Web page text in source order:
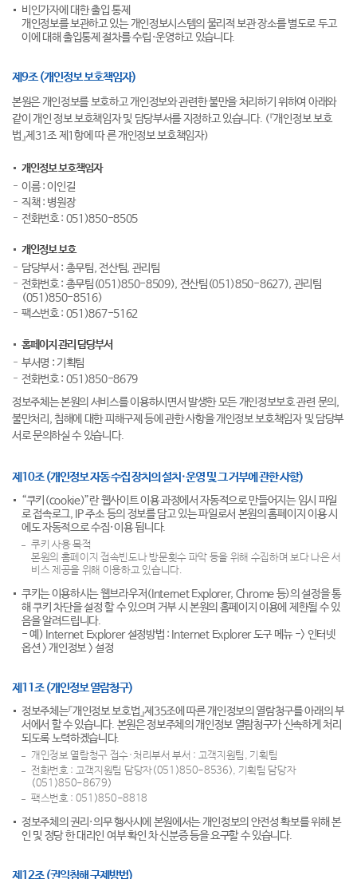
비인가자에 대한 출입 통제
개인정보를 보관하고 있는 개인정보시스템의 물리적 보관 장소를 별도로 두고
이에 대해 출입통제 절차를 수립·운영하고 있습니다.
제9조 (개인정보 보호책임자)
본원은 개인정보를 보호하고 개인정보와 관련한 불만을 처리하기 위하여 아래와
같이 개인 정보 보호책임자 및 담당부서를 지정하고 있습니다. (『개인정보 보호
법』제31조 제1항에 따 른 개인정보 보호책임자)
개인정보 보호책임자
이름 : 이인길
직책 : 병원장
전화번호 : 051)850-8505
개인정보 보호
담당부서 : 총무팀, 전산팀, 관리팀
전화번호 : 총무팀(051)850-8509), 전산팀(051)850-8627), 관리팀
(051)850-8516)
팩스번호 : 051)867-5162
홈페이지 관리 담당부서
부서명 : 기획팀
전화번호 : 051)850-8679
정보주체는 본원의 서비스를 이용하시면서 발생한 모든 개인정보보호 관련 문의,
불만처리, 침해에 대한 피해구제 등에 관한 사항을 개인정보 보호책임자 및 담당부
서로 문의하실 수 있습니다.
제10조 (개인정보 자동 수집 장치의 설치·운영 및 그 거부에 관한 사항)
“쿠키(cookie)”란 웹사이트 이용 과정에서 자동적으로 만들어지는 임시 파일
로 접속로그, IP 주소 등의 정보를 담고 있는 파일로서 본원의 홈페이지 이용 시
에도 자동적으로 수집·이용 됩니다.
쿠키 사용 목적
본원의 홈페이지 접속빈도나 방문횟수 파악 등을 위해 수집하며 보다 나은 서
비스 제공을 위해 이용하고 있습니다.
쿠키는 이용하시는 웹브라우저(Internet Explorer, Chrome 등)의 설정을 통
해 쿠키 차단을 설정 할 수 있으며 거부 시 본원의 홈페이지 이용에 제한될 수 있
음을 알려드립니다.
- 예) Internet Explorer 설정방법 : Internet Explorer 도구 메뉴 -> 인터넷
옵션 > 개인정보 > 설정
제11조 (개인정보 열람청구)
정보주체는『개인정보 보호법』제35조에 따른 개인정보의 열람청구를 아래의 부
서에서 할 수 있습니다. 본원은 정보주체의 개인정보 열람청구가 신속하게 처리
되도록 노력하겠습니다.
개인정보 열람청구 접수·처리부서 부서 : 고객지원팀, 기획팀
전화번호 : 고객지원팀 담당자(051)850-8536), 기획팀 담당자
(051)850-8679)
팩스번호 : 051)850-8818
정보주체의 권리·의무 행사시에 본원에서는 개인정보의 안전성 확보를 위해 본
인 및 정당 한 대리인 여부 확인 차 신분증 등을 요구할 수 있습니다.
제12조 (권익침해 구제방법)